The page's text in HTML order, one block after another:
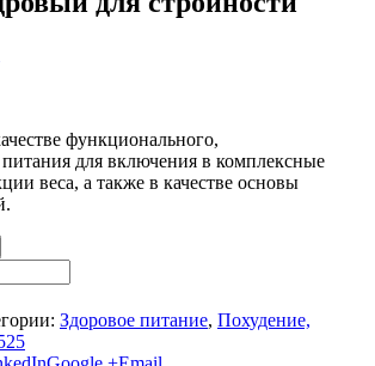
функционального,
питания для включения в комплексные
веса, а также в качестве основы
Здоровое питание, Похудение,